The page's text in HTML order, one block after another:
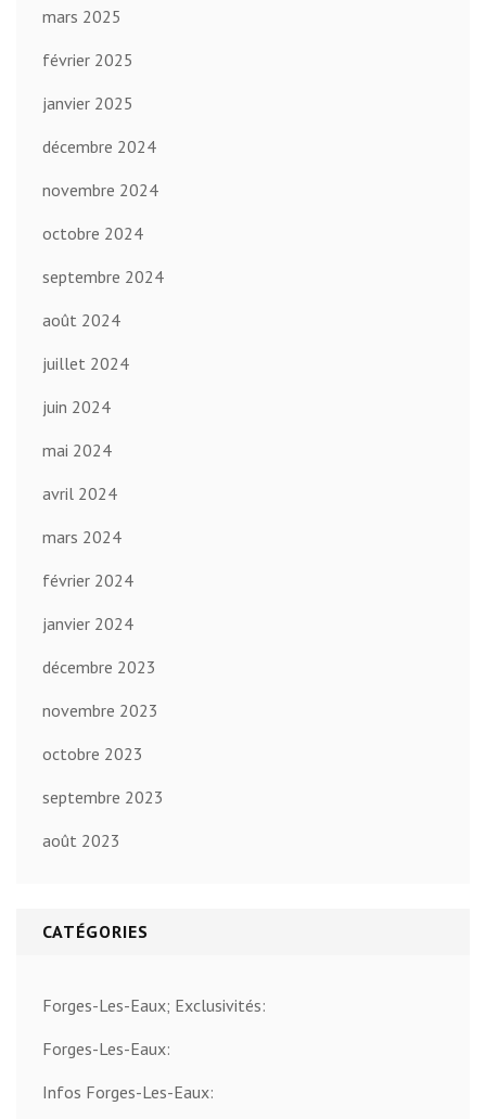
mars 2025
février 2025
janvier 2025
décembre 2024
novembre 2024
octobre 2024
septembre 2024
août 2024
juillet 2024
juin 2024
mai 2024
avril 2024
mars 2024
février 2024
janvier 2024
décembre 2023
novembre 2023
octobre 2023
septembre 2023
août 2023
CATÉGORIES
Forges-Les-Eaux; Exclusivités:
Forges-Les-Eaux:
Infos Forges-Les-Eaux: